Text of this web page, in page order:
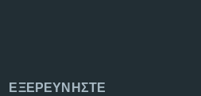
ΕΞΕΡΕΥΝΗΣΤΕ